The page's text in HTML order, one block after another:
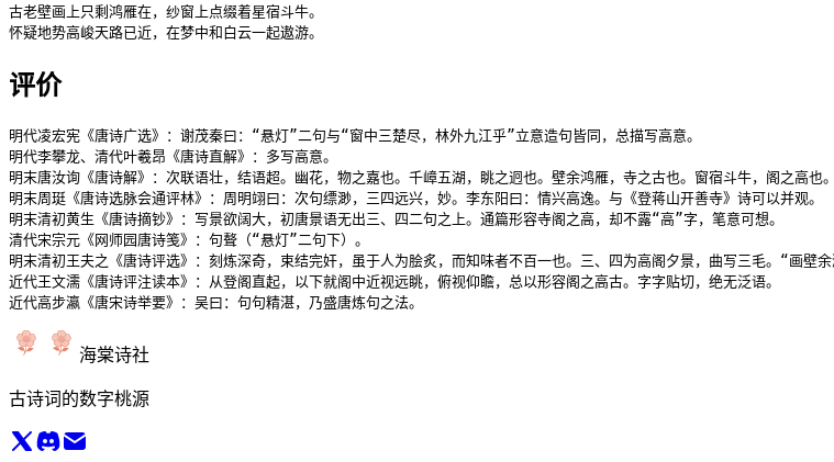
古老壁画上只剩鸿雁在，纱窗上点缀着星宿斗牛。
怀疑地势高峻天路已近，在梦中和白云一起遨游。
评价
明代凌宏宪《唐诗广选》：谢茂秦曰：“悬灯”二句与“窗中三楚尽，林外九江乎”立意造句皆同，总描写高意。
明代李攀龙、清代叶羲昂《唐诗直解》：多写高意。
明末唐汝询《唐诗解》：次联语壮，结语超。幽花，物之嘉也。千嶂五湖，眺之迥也。壁余鸿雁，寺之古也。窗宿斗牛，阁之高也
明末周珽《唐诗选脉会通评林》：周明翊曰：次句缥渺，三四远兴，妙。李东阳曰：情兴高逸。与《登蒋山开善寺》诗可以并观。
明末清初黄生《唐诗摘钞》：写景欲阔大，初唐景语无出三、四二句之上。通篇形容寺阁之高，却不露“高”字，笔意可想。
清代宋宗元《网师园唐诗笺》：句聱（“悬灯”二句下）。
明末清初王夫之《唐诗评选》：刻炼深奇，束结完奸，虽于人为脍炙，而知味者不百一也。三、四为高阁夕景，曲写三毛。“画
近代王文濡《唐诗评注读本》：从登阁直起，以下就阁中近视远眺，俯视仰瞻，总以形容阁之高古。字字贴切，绝无泛语。
近代高步瀛《唐宋诗举要》：吴曰：句句精湛，乃盛唐炼句之法。
海棠诗社
古诗词的数字桃源